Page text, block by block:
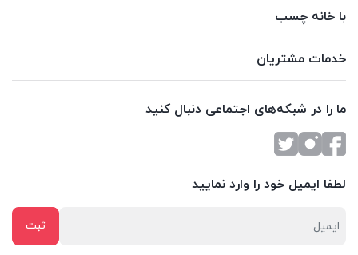
با خانه چسب
خدمات مشتریان
ما را در شبکه‌های اجتماعی دنبال کنید
لطفا ایمیل خود را وارد نمایید